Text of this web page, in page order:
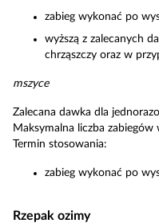
zabieg wykonać po
wyższą z zalecanych
chrząszczy oraz w
mszyce
Zalecana dawka dla
Maksymalna liczba
Termin stosowania:
zabieg wykonać po
Rzepak ozimy